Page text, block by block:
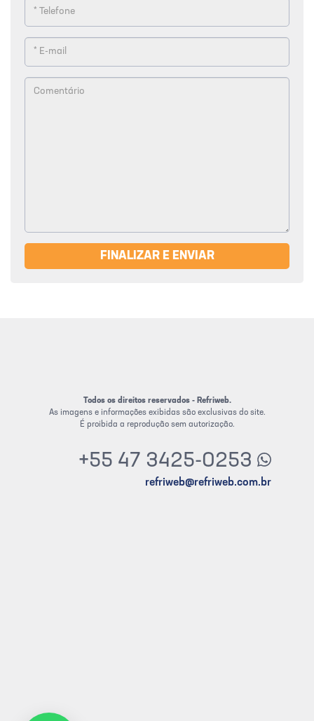
FINALIZAR E ENVIAR
Todos os direitos reservados - Refriweb.
As imagens e informações exibidas são exclusivas do site.
É proibida a reprodução sem autorização.
+55 47 3425-0253
refriweb@refriweb.com.br